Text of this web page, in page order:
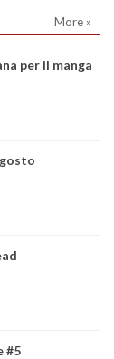
More »
per il manga
#5